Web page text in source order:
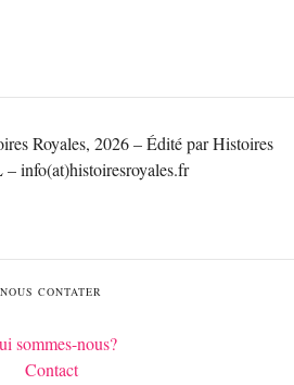
Royales, 2026 – Édité par Histoires
– info(at)histoiresroyales.fr
NOUS CONTATER
sommes-nous?
Contact